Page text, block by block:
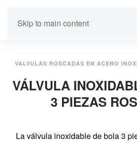
Skip to main content
VALVULAS ROSCADAS EN ACERO
VÁLVULA
3 PIEZAS
La válvula inoxidable de bola 3